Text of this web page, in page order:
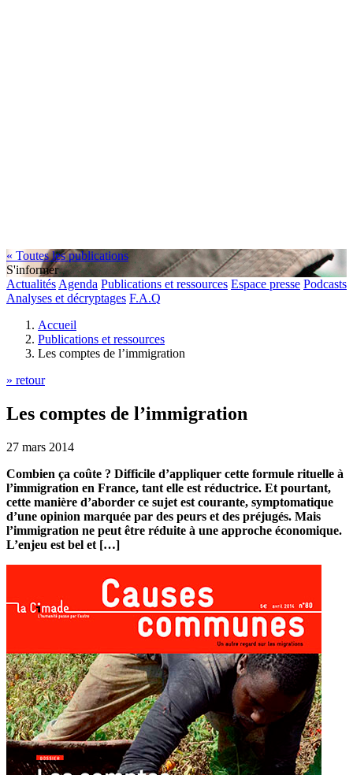
« Toutes les publications
S'informer
Actualités Agenda Publications et ressources Espace presse Podcasts
Analyses et décryptages F.A.Q
Accueil
Publications et ressources
Les comptes de l’immigration
» retour
Les comptes de l’immigration
27 mars 2014
Combien ça coûte ? Difficile d’appliquer cette formule rituelle à
l’immigration en France, tant elle est réductrice. Et pourtant,
cette manière d’aborder ce sujet est courante, symptomatique
d’une opinion marquée par des peurs et des préjugés. Mais
l’immigration ne peut être réduite à une approche économique.
L’enjeu est bel et […]